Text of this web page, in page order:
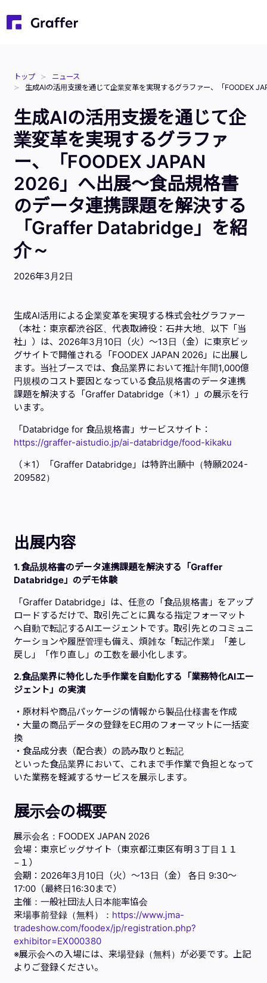
トップ
ニュース
生成AIの活用支援を通じて企業変革を実現するグラファー、「FOODEX
生成AIの活用支援を通じて企
業変革を実現するグラファ
ー、「FOODEX JAPAN
2026」へ出展～食品規格書
のデータ連携課題を解決する
「Graffer Databridge」を紹
介～
2026年3月2日
生成AI活用による企業変革を実現する株式会社グラファー
（本社：東京都渋谷区、代表取締役：石井大地、以下「当
社」）は、2026年3月10日（火）～13日（金）に東京ビッ
グサイトで開催される「FOODEX JAPAN 2026」に出展し
ます。当社ブースでは、食品業界において推計年間1,000億
円規模のコスト要因となっている食品規格書のデータ連携
課題を解決する「Graffer Databridge（＊1）」の展示を行
います。
「Databridge for 食品規格書」サービスサイト：
https://graffer-aistudio.jp/ai-databridge/food-kikaku
（＊1）「Graffer Databridge」は特許出願中（特願2024-
209582）
出展内容
1. 食品規格書のデータ連携課題を解決する「Graffer
Databridge」のデモ体験
「Graffer Databridge」は、任意の「食品規格書」をアップ
ロードするだけで、取引先ごとに異なる指定フォーマット
へ自動で転記するAIエージェントです。取引先とのコミュニ
ケーションや履歴管理も備え、煩雑な「転記作業」「差し
戻し」「作り直し」の工数を最小化します。
2.食品業界に特化した手作業を自動化する「業務特化AIエー
ジェント」の実演
・原材料や商品パッケージの情報から製品仕様書を作成
・大量の商品データの登録をEC用のフォーマットに一括変
換
・食品成分表（配合表）の読み取りと転記
といった食品業界において、これまで手作業で負担となって
いた業務を軽減するサービスを展示します。
展示会の概要
展示会名：FOODEX JAPAN 2026
会場：東京ビッグサイト（東京都江東区有明３丁目１１
−１）
会期：2026年3月10日（火）～13日（金） 各日 9:30～
17:00（最終日16:30まで）
主催：一般社団法人日本能率協会
来場事前登録（無料）： https://www.jma-
tradeshow.com/foodex/jp/registration.php?
exhibitor=EX000380
※展示会への入場には、来場登録（無料）が必要です。上記
よりご登録ください。